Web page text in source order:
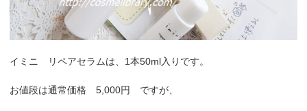
イミニ リペアセラムは、1本50ml入りです。
お値段は通常価格 5,000円 ですが、